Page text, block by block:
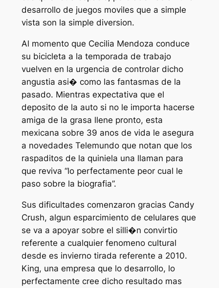
desarrollo de juegos moviles que a simple
vista son la simple diversion.
Al momento que Cecilia Mendoza conduce
su bicicleta a la temporada de trabajo
vuelven en la urgencia de controlar dicho
angustia asi� como las fantasmas de la
pasado. Mientras expectativa que el
deposito de la auto si no le importa hacerse
amiga de la grasa llene pronto, esta
mexicana sobre 39 anos de vida le asegura
a novedades Telemundo que notan que los
raspaditos de la quiniela una llaman para
que reviva “lo perfectamente peor cual le
paso sobre la biografia”.
Sus dificultades comenzaron gracias Candy
Crush, algun esparcimiento de celulares que
se va a apoyar sobre el silli�n convirtio
referente a cualquier fenomeno cultural
desde es invierno tirada referente a 2010.
King, una empresa que lo desarrollo, lo
perfectamente cree dicho resultado mas